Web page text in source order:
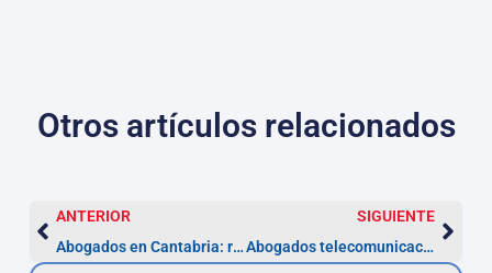
Otros artículos relacionados
ANTERIOR
Abogados en Cantabria: reclamación de cantidad
SIGUIENTE
Abogados telecomunicaciones — Cantabria